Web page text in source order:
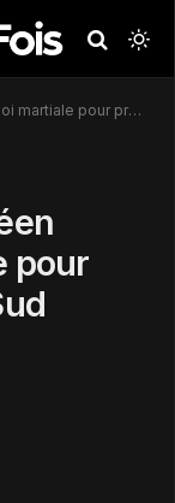
«forces communistes nord-coréennes»
pour